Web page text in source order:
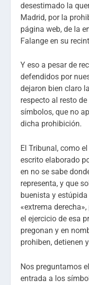
desestimado la
Madrid, por la
página web, de la
Falange en su
Y eso a pesar de
defendidos por
dejaron bien claro
respecto al resto
símbolos, que no
dicha prohibición.
El Tribunal, como
escrito elaborado
en no se sabe
representa, y que
buenista y
«extrema
el ejercicio de esa
pregonan y en
prohiben, detienen
Nos preguntamos
entrada a los